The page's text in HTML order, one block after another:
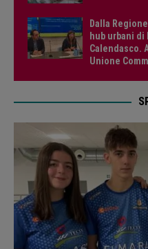
Dalla
hub urbani di
Calendasco.
Unione